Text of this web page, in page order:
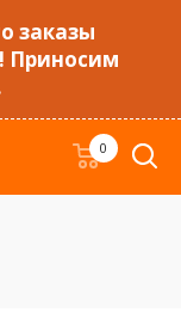
заказы
Приносим
0